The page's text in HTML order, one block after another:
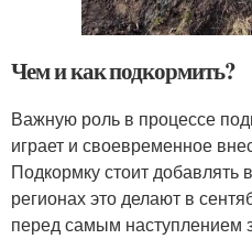
Чем и как подкормить?
Важную роль в процессе
играет и своевременное
Подкормку стоит добавлять
регионах это делают в
перед самым наступлением